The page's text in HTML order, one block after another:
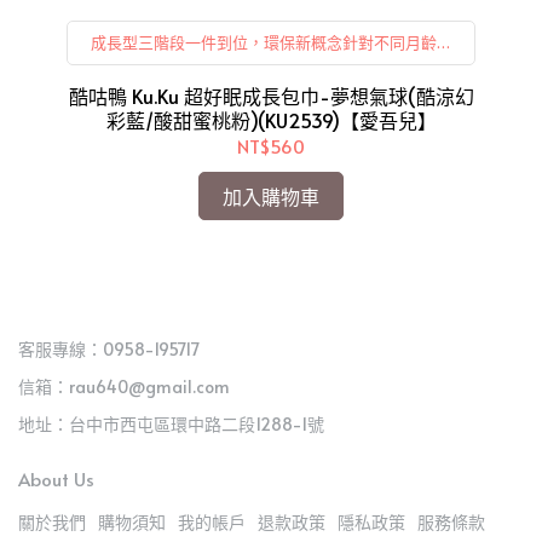
成長型三階段一件到位，環保新概念針對不同月齡，
可轉換成防踢睡袋或背心使用，延長衣物使用期限。
酷咕鴨 Ku.Ku 超好眠成長包巾-夢想氣球(酷涼幻
彩藍/酸甜蜜桃粉)(KU2539)【愛吾兒】
NT$560
加入購物車
客服專線：0958-195717
信箱：rau640@gmail.com
地址：台中市西屯區環中路二段1288-1號
About Us
關於我們 購物須知 我的帳戶 退款政策 隱私政策 服務條款